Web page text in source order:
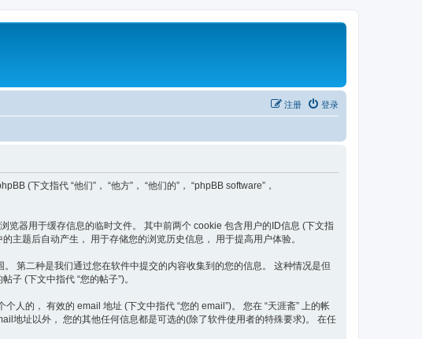
登录
注册
(下文指代 “他们”， “他方”， “他们的”， “phpBB software”，
览器用于缓存信息的临时文件。 其中前两个 cookie 包含用户的ID信息 (下文指
主题后自动产生， 用于存储您的浏览历史信息， 用于提高用户体验。
第二种是我们通过您在软件中提交的内容收集到的您的信息。 这种情况是但
子 (下文中指代 “您的帖子”)。
人的， 有效的 email 地址 (下文中指代 “您的 email”)。 您在 “天涯斋” 上的帐
地址以外， 您的其他任何信息都是可选的(除了软件使用者的特殊要求)。 在任